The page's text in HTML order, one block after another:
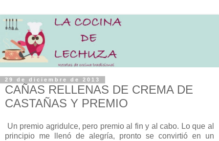
29 de diciembre de 2013
CAÑAS RELLENAS DE CREMA DE
CASTAÑAS Y PREMIO
Un premio agridulce, pero premio al fin y al cabo. Lo que al
principio me llenó de alegría, pronto se convirtió en un